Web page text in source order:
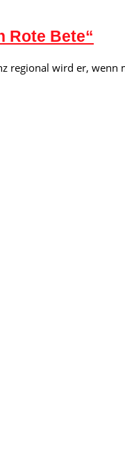
Rote Bete“
regional wird er,